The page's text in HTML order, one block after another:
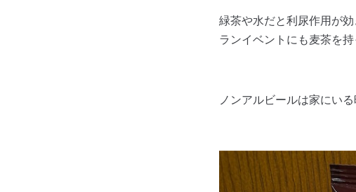
緑茶や水だと利尿作用が
ランイベントにも麦茶を持
ノンアルビールは家にいる